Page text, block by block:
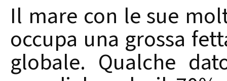
Il mare con le sue
occupa una grossa
globale. Qualche